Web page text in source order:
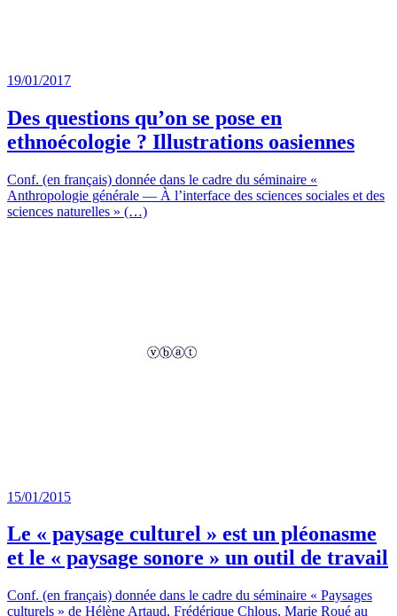
19/01/2017
Des questions qu’on se pose en
ethnoécologie ? Illustrations oasiennes
Conf. (en français) donnée dans le cadre du séminaire «
Anthropologie générale — À l’interface des sciences sociales et des
sciences naturelles » (…)
15/01/2015
Le « paysage culturel » est un pléonasme
et le « paysage sonore » un outil de travail
Conf. (en français) donnée dans le cadre du séminaire « Paysages
culturels » de Hélène Artaud, Frédérique Chlous, Marie Roué au